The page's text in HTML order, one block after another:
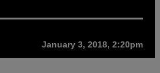
January 3, 2018, 2:20pm